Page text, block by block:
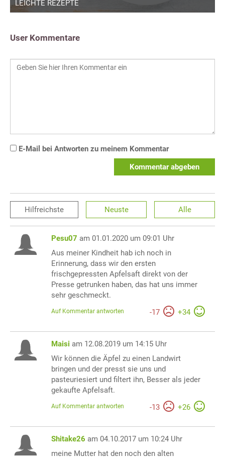
LEICHTE REZEPTE
User Kommentare
E-Mail bei Antworten zu meinem Kommentar
Kommentar abgeben
Hilfreichste Neuste Alle
Pesu07 am 01.01.2020 um 09:01 Uhr
Aus meiner Kindheit hab ich noch in
Erinnerung, dass wir den ersten
frischgepressten Apfelsaft direkt von der
Presse getrunken haben, das hat uns immer
sehr geschmeckt.
-17 +34
Auf Kommentar antworten
Maisi am 12.08.2019 um 14:15 Uhr
Wir können die Äpfel zu einen Landwirt
bringen und der presst sie uns und
pasteuriesiert und filtert ihn, Besser als jeder
gekaufte Apfelsaft.
-13 +26
Auf Kommentar antworten
Shitake26 am 04.10.2017 um 10:24 Uhr
meine Mutter hat den noch den alten